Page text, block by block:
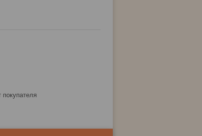
покупателя